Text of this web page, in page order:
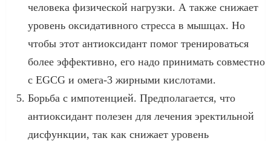
человека физической нагрузки. А также снижает
уровень оксидативного стресса в мышцах. Но
чтобы этот антиоксидант помог тренироваться
более эффективно, его надо принимать совместно
с EGCG и омега-3 жирными кислотами.
Борьба с импотенцией. Предполагается, что
антиоксидант полезен для лечения эректильной
дисфункции, так как снижает уровень